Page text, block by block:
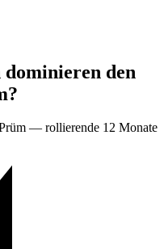
dominieren den
— rollierende 12 Monate